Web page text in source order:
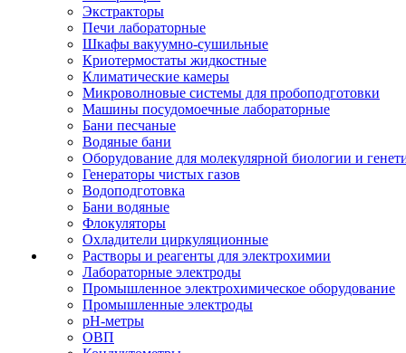
Экстракторы
Печи лабораторные
Шкафы вакуумно-сушильные
Криотермостаты жидкостные
Климатические камеры
Микроволновые системы для пробоподготовки
Машины посудомоечные лабораторные
Бани песчаные
Водяные бани
Оборудование для молекулярной биологии и
Генераторы чистых газов
Водоподготовка
Бани водяные
Флокуляторы
Охладители циркуляционные
Растворы и реагенты для электрохимии
Лабораторные электроды
Промышленное электрохимическое оборудование
Промышленные электроды
pH-метры
ОВП